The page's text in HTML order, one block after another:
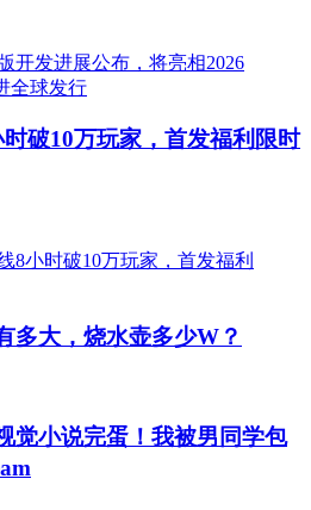
破10万玩家，首发福利限时
多大，烧水壶多少W？
觉小说完蛋！我被男同学包